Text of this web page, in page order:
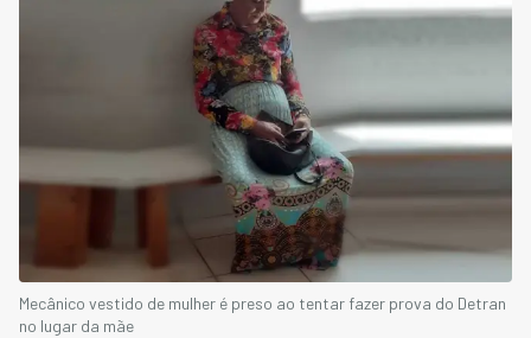
Mecânico vestido de mulher é preso ao tentar fazer prova do Detran
no lugar da mãe